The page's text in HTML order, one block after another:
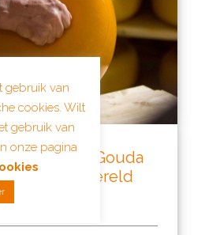
Gouda
kaas ter wereld
gebruik van
cookies. Wilt
gebruik van
onze pagina